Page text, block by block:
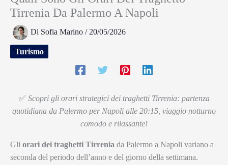
Tirrenia Da Palermo A Napoli
Di Sofia Marino / 20/05/2026
Turismo
✅ Scopri gli orari strategici dei traghetti Tirrenia: partenza
quotidiana da Palermo per Napoli alle 20:15, viaggio notturno
comodo e rilassante!
Gli orari dei traghetti Tirrenia da Palermo a Napoli variano a
seconda del periodo dell’anno e del giorno della settimana.